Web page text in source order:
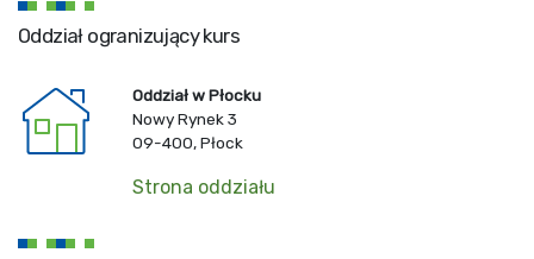
Oddział ogranizujący kurs
Oddział w Płocku
Nowy Rynek 3
09-400, Płock
Strona oddziału